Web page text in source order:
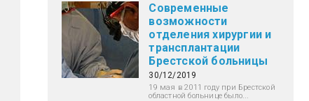
Современные
возможности
отделения хирургии и
трансплантации
Брестской больницы
30/12/2019
19 мая в 2011 году при Брестской
областной больнице было...